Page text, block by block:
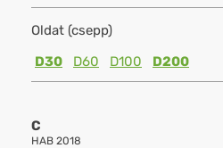
Oldat (csepp)
D30
D60 D100 D200
C
HAB 2018